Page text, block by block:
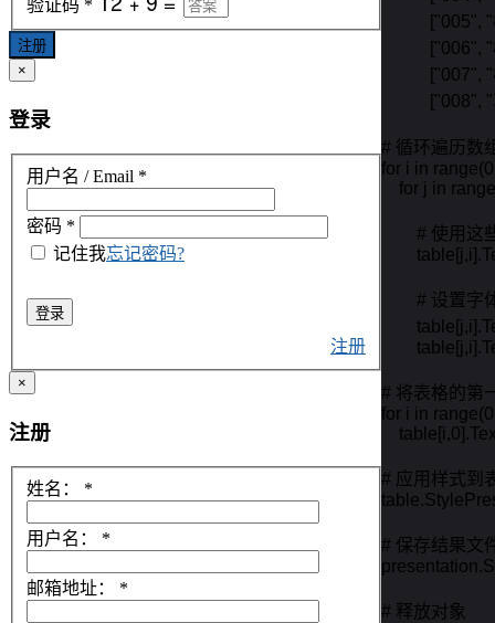
# 循环遍历数
for i in
for j in
# 使
# 设置
# 将表格的第
for i in
# 应用样式到
# 保存结果文
# 释放对象
验证码 *
注册
×
登录
用户名 / Email *
密码 *
记住我忘记密码?
登录
注册
×
注册
姓名： *
用户名： *
邮箱地址： *